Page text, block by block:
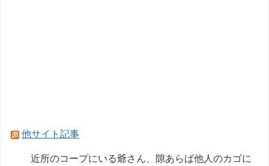
他サイト記事
近所のコープにいる爺さん、隙あらば他人のカゴに